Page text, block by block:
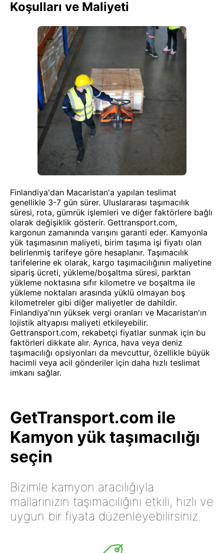
Koşulları ve Maliyeti
Finlandiya'dan Macaristan'a yapılan teslimat
genellikle 3-7 gün sürer. Uluslararası taşımacılık
süresi, rota, gümrük işlemleri ve diğer faktörlere bağlı
olarak değişiklik gösterir. Gettransport.com,
kargonun zamanında varışını garanti eder. Kamyonla
yük taşımasının maliyeti, birim taşıma işi fiyatı olan
belirlenmiş tarifeye göre hesaplanır. Taşımacılık
tarifelerine ek olarak, kargo taşımacılığının maliyetine
sipariş ücreti, yükleme/boşaltma süresi, parktan
yükleme noktasına sıfır kilometre ve boşaltma ile
yükleme noktaları arasında yüklü olmayan boş
kilometreler gibi diğer maliyetler de dahildir.
Finlandiya'nın yüksek vergi oranları ve Macaristan'ın
lojistik altyapısı maliyeti etkileyebilir.
Gettransport.com, rekabetçi fiyatlar sunmak için bu
faktörleri dikkate alır. Ayrıca, hava veya deniz
taşımacılığı opsiyonları da mevcuttur, özellikle büyük
hacimli veya acil gönderiler için daha hızlı teslimat
imkanı sağlar.
GetTransport.com ile
Kamyon yük taşımacılığı
seçin
Bizimle kamyon aracılığıyla
mallarınızın taşımacılığını etkili, hızlı ve
uygun bir fiyata düzenleyebilirsiniz.